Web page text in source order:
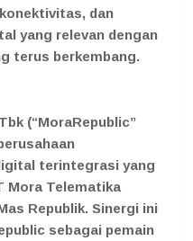
dan
yang relevan dengan
terus berkembang.
(“MoraRepublic”
terintegrasi yang
Mora Telematika
Republik. Sinergi ini
sebagai pemain